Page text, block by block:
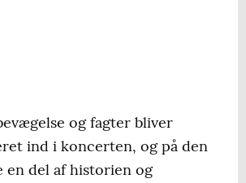
og fagter bliver
ind i koncerten, og på den
en del af historien og